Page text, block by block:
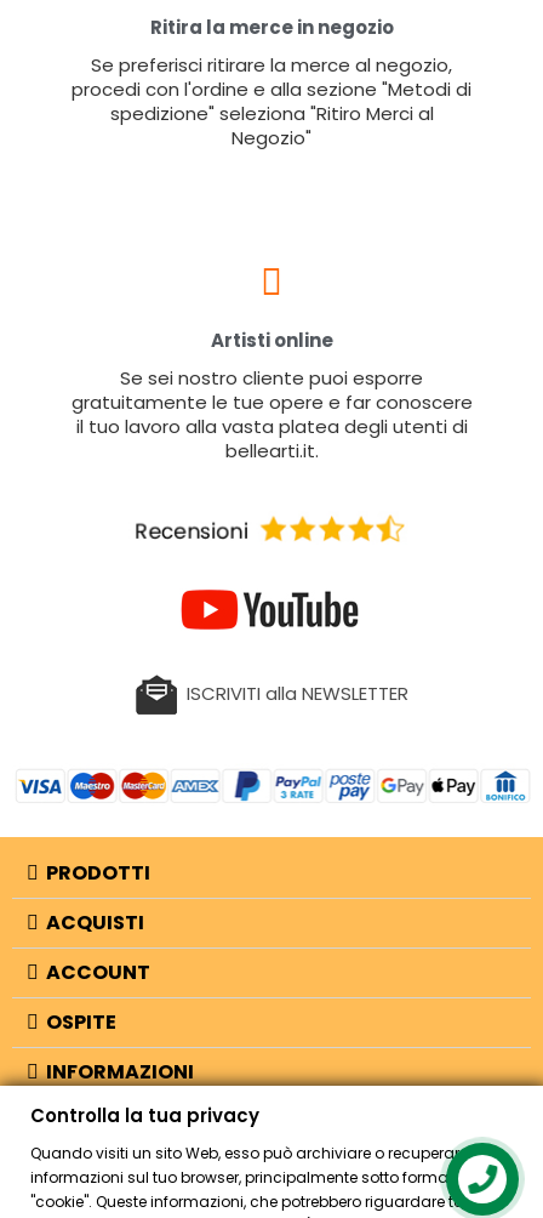
Ritira la merce in negozio
Se preferisci ritirare la merce al negozio,
procedi con l'ordine e alla sezione "Metodi di
spedizione" seleziona "Ritiro Merci al
Negozio"
Artisti online
Se sei nostro cliente puoi esporre
gratuitamente le tue opere e far conoscere
il tuo lavoro alla vasta platea degli utenti di
bellearti.it.
ISCRIVITI alla NEWSLETTER
PRODOTTI
ACQUISTI
ACCOUNT
OSPITE
INFORMAZIONI
NEGOZIO
Controlla la tua privacy
Quando visiti un sito Web, esso può archiviare o recuperare
informazioni sul tuo browser, principalmente sotto forma di
"cookie". Queste informazioni, che potrebbero riguardare te, le tue
Contact us